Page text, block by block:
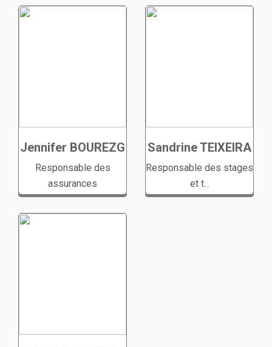
Jennifer BOUREZG
Responsable des
assurances
Sandrine TEIXEIRA
Responsable des stages
et t...